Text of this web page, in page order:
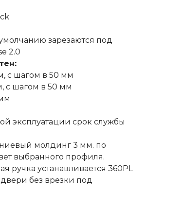
зарезаются под
2.0
с шагом в 50 мм
с шагом в 50 мм
эксплуатации срок службы
молдинг 3 мм. по
выбранного профиля.
ручка устанавливается 360PL
без врезки под